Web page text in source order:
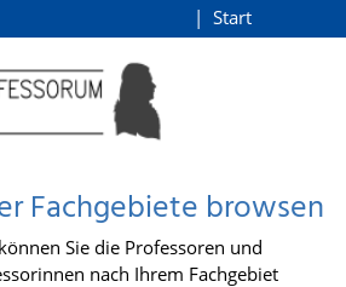
Start
Fachgebiete browsen
Sie die Professoren und
nach Ihrem Fachgebiet